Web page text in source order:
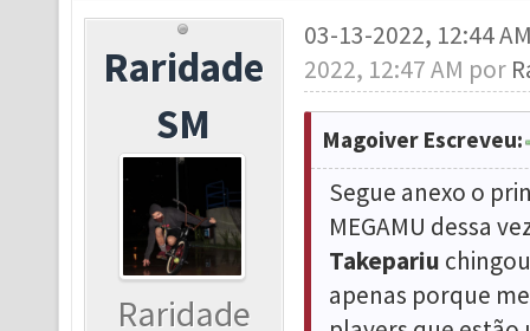
Raridade
SM
Raridade
03-13-2022, 12:44
2022, 12:47 AM por
Magoiver Escreveu:
Segue anexo o
MEGAMU dessa
Takepariu
apenas porque